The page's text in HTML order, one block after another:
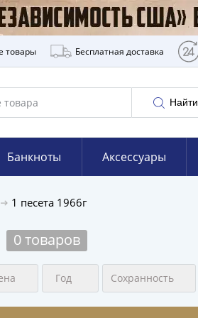
товары Бесплатная доставка
Найти
Банкноты Аксессуары
1 песета 1966г
0 товаров
Год Сохранность